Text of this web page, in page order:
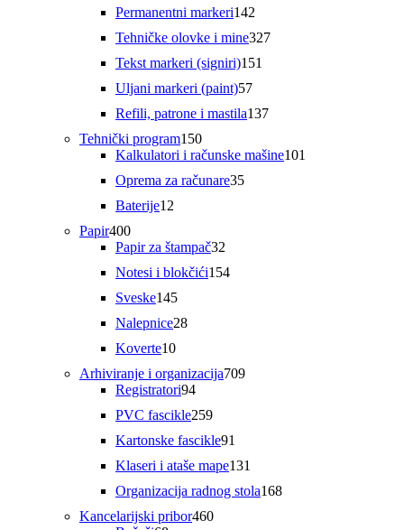
Permanentni markeri142
Tehničke olovke i mine327327
Tekst markeri (signiri)151
Uljani markeri (paint)5757
Refili, patrone i mastila137137
Tehnički program150150
proizvoda
Kalkulatori i računske mašine101
Oprema za računare3535
Baterije12
Papir400400
proizvoda
Papir za štampač32
Notesi i blokčići154154
Sveske145145
Nalepnice2828
Koverte1010
Arhiviranje i organizacija709709
Registratori9494
PVC fascikle259259
Kartonske fascikle91
Klaseri i ataše mape131
Organizacija radnog stola168168
Kancelarijski pribor460460